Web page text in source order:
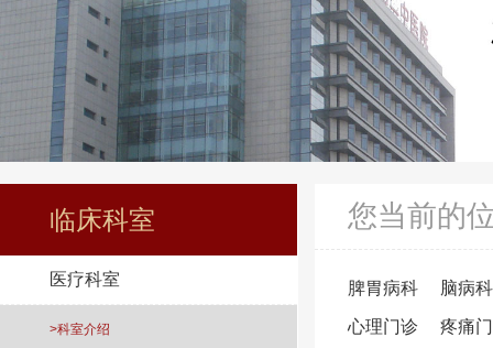
临床科室
医疗科室
>科室介绍
您当前的
脾胃病科 脑病科
心理门诊 疼痛